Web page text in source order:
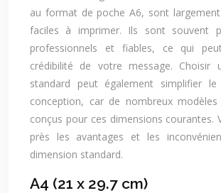
au format de poche A6, sont
faciles à imprimer. Ils sont souvent
professionnels et fiables, ce qui
crédibilité de votre message. Choisir
standard peut également simplifier le
conception, car de nombreux
conçus pour ces dimensions courantes.
près les avantages et les
dimension standard.
A4 (21 x 29.7 cm)